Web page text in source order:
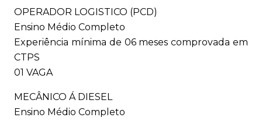
OPERADOR LOGISTICO (PCD)
Ensino Médio Completo
Experiência mínima de 06 meses comprovada em
CTPS
01 VAGA
MECÂNICO Á DIESEL
Ensino Médio Completo